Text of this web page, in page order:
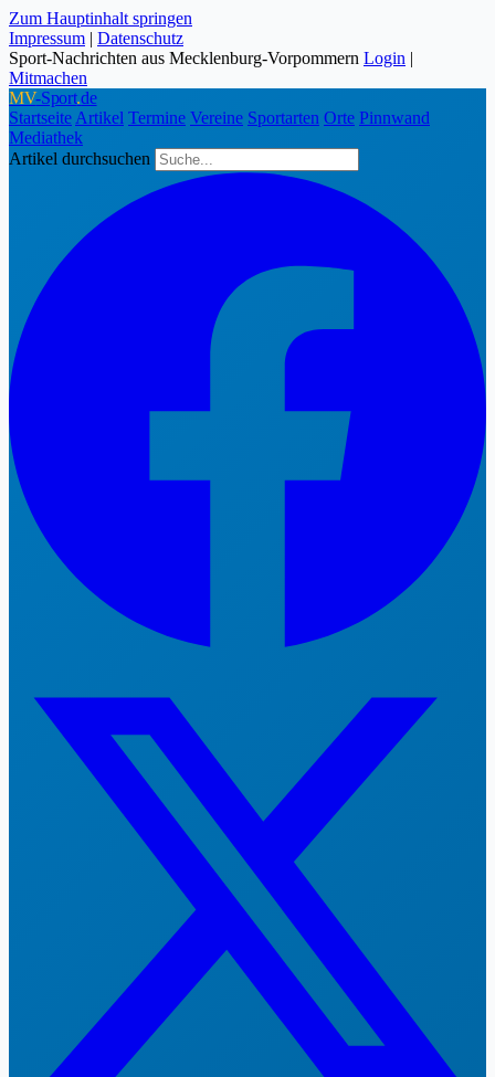
Zum Hauptinhalt springen
Impressum | Datenschutz
Sport-Nachrichten aus Mecklenburg-Vorpommern Login |
Mitmachen
MV-Sport.de
Startseite Artikel Termine Vereine Sportarten Orte Pinnwand
Mediathek
Artikel durchsuchen